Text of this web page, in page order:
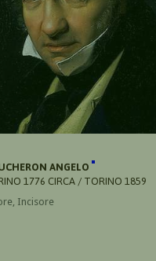
ANGELO
1776 CIRCA / TORINO 1859
Incisore